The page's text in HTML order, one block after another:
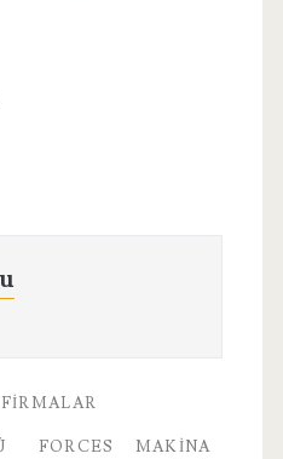
FIRMALAR
FORCES MAKINA